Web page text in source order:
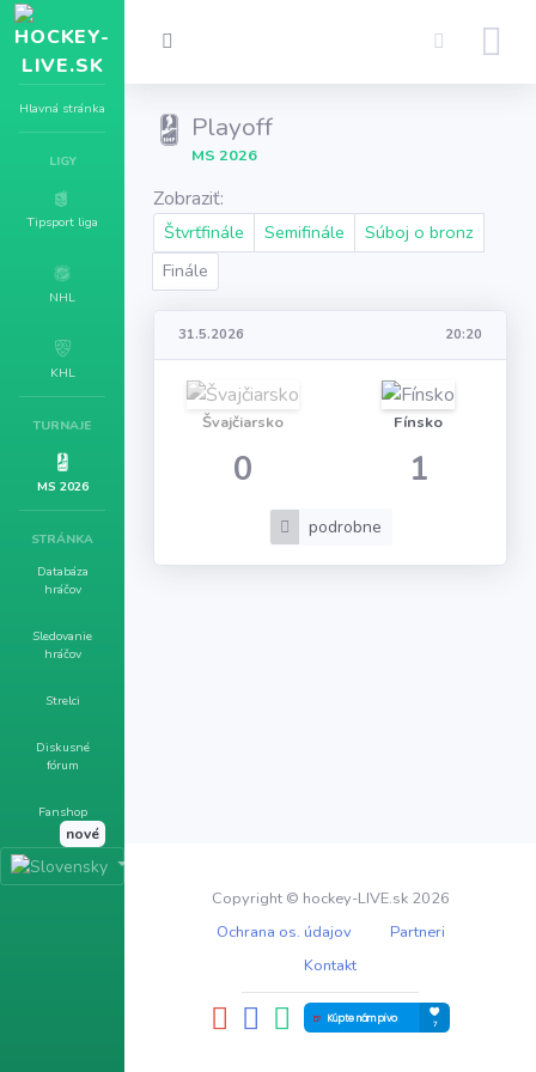
Hlavná stránka
LIGY
Tipsport liga
NHL
KHL
TURNAJE
MS 2026
STRÁNKA
Databáza
hráčov
Sledovanie
hráčov
Strelci
Diskusné
fórum
Fanshop
nové
Playoff
MS 2026
Zobraziť:
Štvrťfinále Semifinále
Súboj o bronz
Finále
31.5.2026 20:20
Švajčiarsko Fínsko
0 1
podrobne
Copyright © hockey-LIVE.sk 2026
Ochrana os. údajov
Partneri
Kontakt